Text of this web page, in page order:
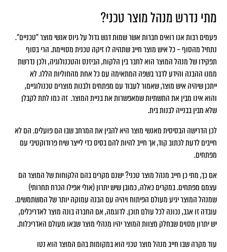
מתי נדרש מנהל מוצר טכני?
פעמים רבות אנו רואים חברות אשר שמות דגש גדול על גיוס אנשי מוצר ״טכניים״.
נתחיל מהסוף – כל איש מוצר חייב שתהיה לו זיקה טכנית מסויימת. הרי בסוף
תפקידו של מנהל המוצר הוא לחבר בין הלקוח, הביזנס והטכנולוגיה, ולכן נדרשת
ממנו ההבנה והידע לדבר בשפה המתאימה עם כל אחת מהחוליות הללו. לא
ייתכן שיהיה איש מוצר, שאמור לעבוד עם מפתחים ולבנות מוצרים טכנולוגיים,
והוא אינו מבין את התשתיות שמאפשרות את בניית המוצר. זה כמו לתת לקבלן
שלא מבין בבנייה לבנות בית.
לכן הדרישה הבסיסית מאנשי מוצר היא להבין את המרחב שבו הם פועלים. הם לא
חייבים לדעת לכתוב קוד, אך חייב להיות להם בסיס כדי לייצר שיח פרודוקטיבי עם
מפתחים.
אם כך, מתי כן חייב מנהל מוצר טכני? ישנם מקרים בהם הלקוחות של המוצר הם
עצמם מפתחים. במקרים כאלה, כמובן שיש יתרון (אולי אפילו הכרח תחרותי)
שמנהל המוצר יגיע מעולם הפיתוח ויהיה עם הבנה עמוקה יותר של המשתמשים.
עובדה זו אגב, נכונה לכל עולם תוכן. לדוגמה, אם החברה בונה מוצר לאדריכלים,
יש יתרון מסוים שבחלק מצוות המוצר יהיו מנהלי מוצר שבאו מעולם האדריכלות.
עוד מקרה שבו חייב מנהל מוצר טכני הוא במקומות בהם המוצר הוא נטו